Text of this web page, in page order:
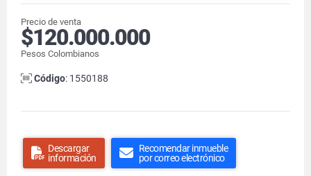
Precio de venta
$120.000.000
Pesos Colombianos
Código: 1550188
Descargar
información
Recomendar inmueble
por correo electrónico